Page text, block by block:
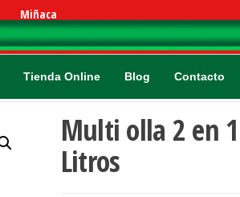
Miñaca
Tienda Online Blog Contacto
Multi olla 2 en
Litros